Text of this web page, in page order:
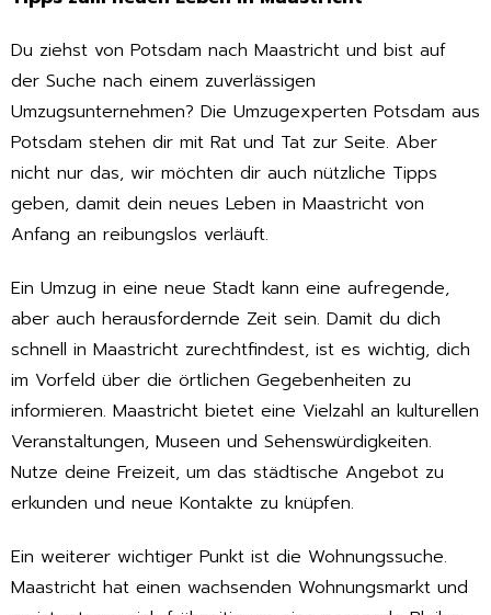
Du ziehst von Potsdam nach Maastricht und bist auf
der Suche nach einem zuverlässigen
Umzugsunternehmen? Die Umzugexperten Potsdam aus
Potsdam stehen dir mit Rat und Tat zur Seite. Aber
nicht nur das, wir möchten dir auch nützliche Tipps
geben, damit dein neues Leben in Maastricht von
Anfang an reibungslos verläuft.
Ein Umzug in eine neue Stadt kann eine aufregende,
aber auch herausfordernde Zeit sein. Damit du dich
schnell in Maastricht zurechtfindest, ist es wichtig, dich
im Vorfeld über die örtlichen Gegebenheiten zu
informieren. Maastricht bietet eine Vielzahl an kulturellen
Veranstaltungen, Museen und Sehenswürdigkeiten.
Nutze deine Freizeit, um das städtische Angebot zu
erkunden und neue Kontakte zu knüpfen.
Ein weiterer wichtiger Punkt ist die Wohnungssuche.
Maastricht hat einen wachsenden Wohnungsmarkt und